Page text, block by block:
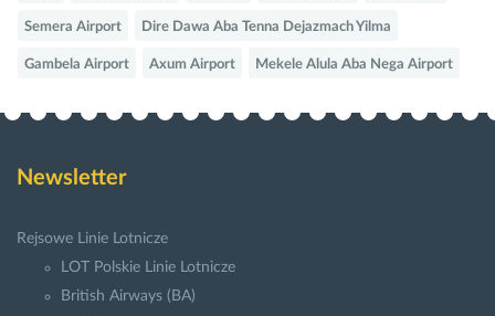
Semera Airport Dire Dawa Aba Tenna Dejazmach Yilma
Gambela Airport Axum Airport Mekele Alula Aba Nega Airport
Newsletter
Rejsowe Linie Lotnicze
LOT Polskie Linie Lotnicze
British Airways (BA)